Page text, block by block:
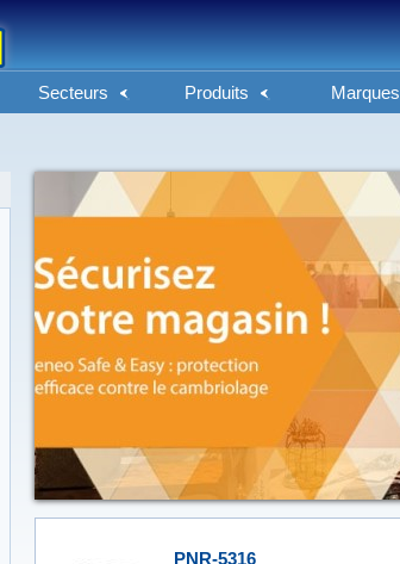
Secteurs Produits Marques
PNR-5316